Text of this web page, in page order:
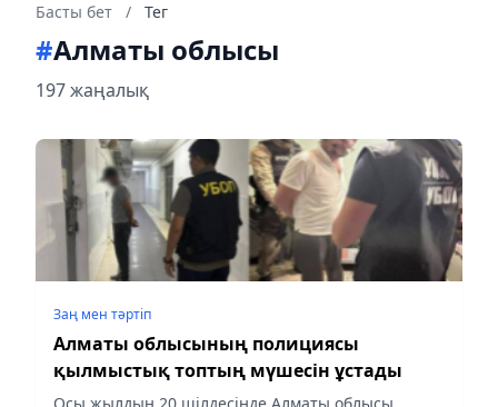
Басты бет / Тег
#Алматы облысы
197 жаңалық
Заң мен тəртіп
Алматы облысының полициясы
қылмыстық топтың мүшесін ұстады